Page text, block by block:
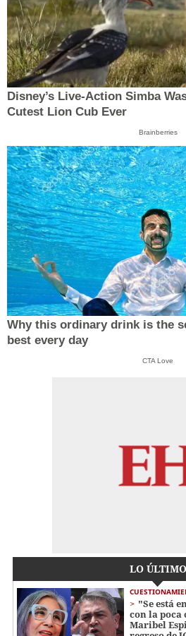
Disney’s Live-Action Simba
Cutest Lion Cub Ever
Brainberries
Why this ordinary drink is the
best every day
CTA Love
LO ÚLTIMO
"Se está
con la poca
Maribel